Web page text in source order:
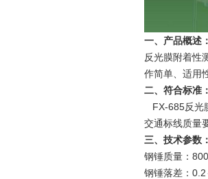
一、产品概述：
反光膜附着性
作简单、适用
二、符合标准：
FX-685反光
交通标线质量
三、技术参数：
钢锤质量：
钢锤落差：